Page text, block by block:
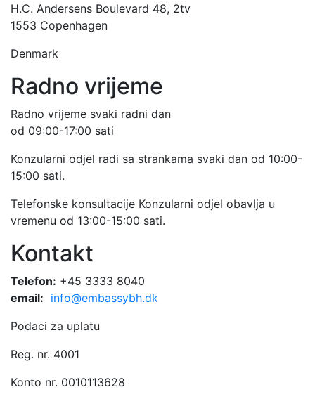
H.C. Andersens Boulevard 48, 2tv
1553 Copenhagen
Denmark
Radno vrijeme
Radno vrijeme svaki radni dan
od 09:00-17:00 sati
Konzularni odjel radi sa strankama svaki dan od 10:00-
15:00 sati.
Telefonske konsultacije Konzularni odjel obavlja u
vremenu od 13:00-15:00 sati.
Kontakt
Telefon: +45 3333 8040
email: info@embassybh.dk
Podaci za uplatu
Reg. nr. 4001
Konto nr. 0010113628